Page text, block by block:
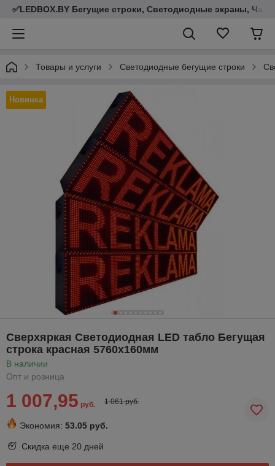
✅LEDBOX.BY Бегущие строки, Светодиодные экраны,
Товары и услуги Светодиодные бегущие строки
Новинка
Сверхяркая Светодиодная LED табло Бегущая
строка красная 5760х160мм
В наличии
Опт и розница
1 007,95 руб. 1 061 руб.
Экономия: 53.05 руб.
Скидка еще 20 дней